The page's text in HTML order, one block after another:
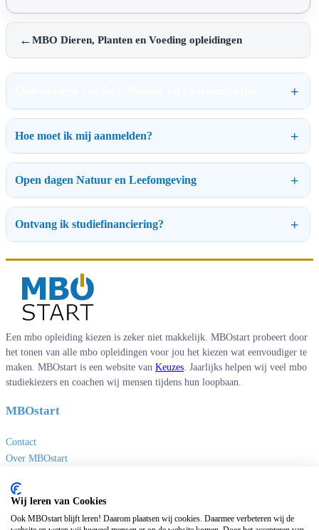
←MBO Dieren, Planten en Voeding opleidingen
Hoe moet ik mij aanmelden?
Open dagen Natuur en Leefomgeving
Ontvang ik studiefinanciering?
Een mbo opleiding kiezen is zeker niet makkelijk. MBOstart probeert door
het tonen van alle mbo opleidingen voor jou het kiezen wat eenvoudiger te
maken. MBOstart is een website van Keuzes . Jaarlijks helpen wij veel mbo
studiekiezers en coachen wij mensen tijdens hun loopbaan.
MBOstart
Contact
Over MBOstart
Disclaimer en privacy
MBO links
Wij leren van Cookies
Ook MBOstart blijft leren! Daarom plaatsen wij cookies. Daarmee verbeteren wij de